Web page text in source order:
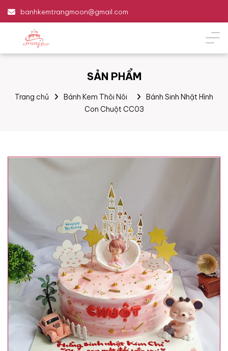
banhkemtrangmoon@gmail.com
SẢN PHẨM
Trang chủ Bánh Kem Thôi Nôi
Bánh Sinh Nhật Hình
Con Chuột CC03